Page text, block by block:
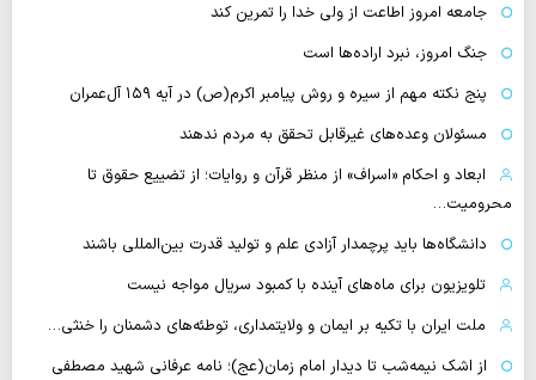
جامعه امروز اطاعت از ولی خدا را تمرین کند
جنگ امروز، نبرد اراده‌ها است
پنج نکته مهم از سیره و روش پیامبر اکرم(ص) در آیه ۱۵۹ آل‌عمران
مسئولان وعده‌های غیرقابل تحقق به مردم ندهند
ابعاد و احکام «اسراف» از منظر قرآن و روایات؛ از تضییع حقوق تا
محرومیت…
دانشگاه‌ها باید پرچمدار آزادی علم و تولید قدرت بین‌المللی باشند
تلویزیون برای ماه‌های آینده با کمبود سریال مواجه نیست
ملت ایران با تکیه بر ایمان و ولایتمداری، توطئه‌های دشمنان را خنثی…
از اشک نیمه‌شب تا دیدار امام زمان(عج)؛ نامه عرفانی شهید مصطفی